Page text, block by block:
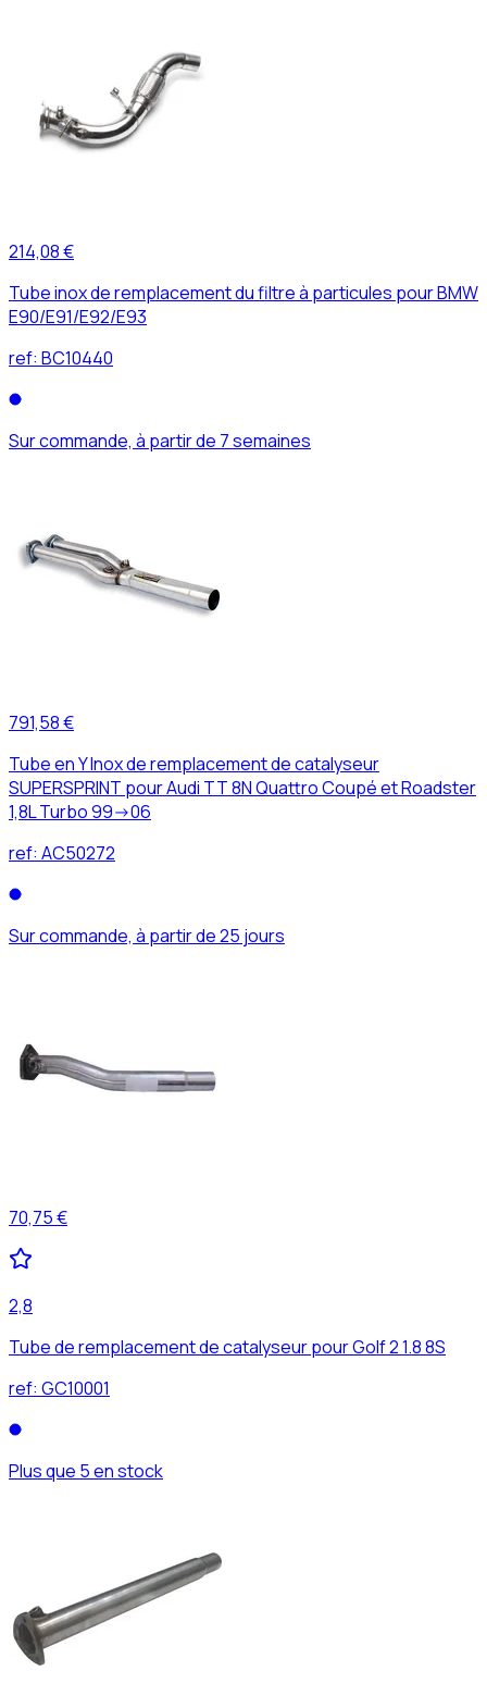
214,08 €
Tube inox de remplacement du filtre à particules pour BMW
E90/E91/E92/E93
ref: BC10440
Sur commande, à partir de 7 semaines
791,58 €
Tube en Y Inox de remplacement de catalyseur
SUPERSPRINT pour Audi TT 8N Quattro Coupé et Roadster
1,8L Turbo 99->06
ref: AC50272
Sur commande, à partir de 25 jours
70,75 €
2,8
Tube de remplacement de catalyseur pour Golf 2 1.8 8S
ref: GC10001
Plus que 5 en stock